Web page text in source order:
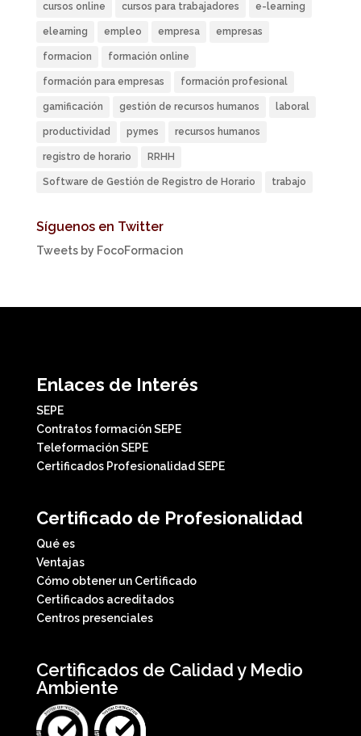
cursos online cursos para trabajadores e-learning
elearning empleo empresa empresas
formacion formación online
formación para empresas formación profesional
gamificación gestión de recursos humanos laboral
productividad pymes recursos humanos
registro de horario RRHH
Software de Gestión de Registro de Horario trabajo
Síguenos en Twitter
Tweets by FocoFormacion
Enlaces de Interés
SEPE
Contratos formación SEPE
Teleformación SEPE
Certificados Profesionalidad SEPE
Certificado de Profesionalidad
Qué es
Ventajas
Cómo obtener un Certificado
Certificados acreditados
Centros presenciales
Certificados de Calidad y Medio
Ambiente